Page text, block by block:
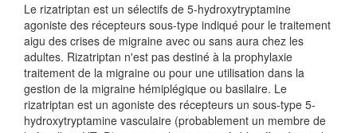
Le rizatriptan est un sélectifs de 5-hydroxytryptamine
agoniste des récepteurs sous-type indiqué pour le traitement
aigu des crises de migraine avec ou sans aura chez les
adultes. Rizatriptan n'est pas destiné à la prophylaxie
traitement de la migraine ou pour une utilisation dans la
gestion de la migraine hémiplégique ou basilaire. Le
rizatriptan est un agoniste des récepteurs un sous-type 5-
hydroxytryptamine vasculaire (probablement un membre de